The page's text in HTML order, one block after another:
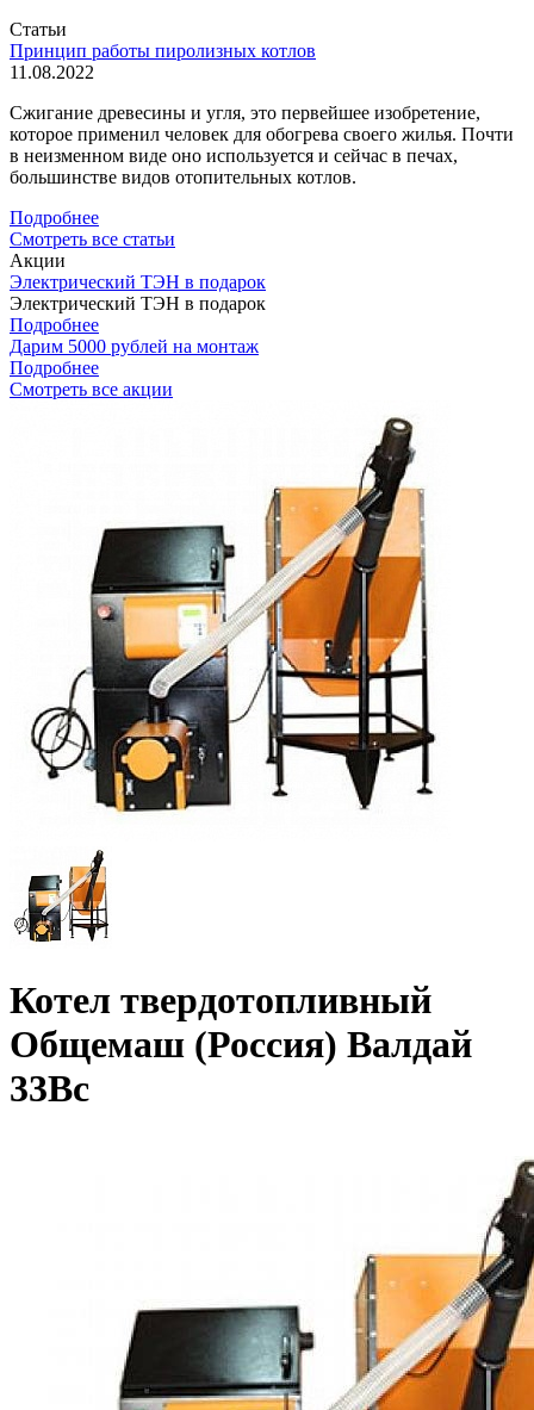
Статьи
Принцип работы пиролизных котлов
11.08.2022
Сжигание древесины и угля, это первейшее изобретение,
которое применил человек для обогрева своего жилья. Почти
в неизменном виде оно используется и сейчас в печах,
большинстве видов отопительных котлов.
Подробнее
Смотреть все статьи
Акции
Электрический ТЭН в подарок
Электрический ТЭН в подарок
Подробнее
Дарим 5000 рублей на монтаж
Подробнее
Смотреть все акции
Котел твердотопливный
Общемаш (Россия) Валдай
33Вс